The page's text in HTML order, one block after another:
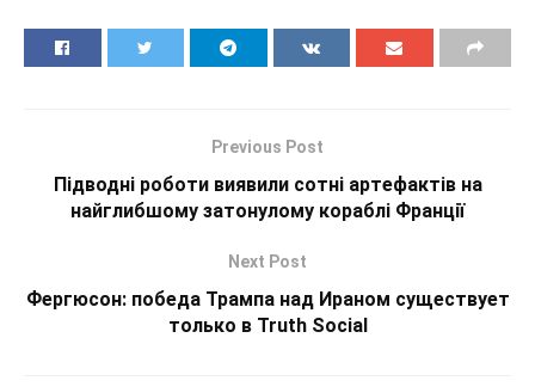
Previous Post
Підводні роботи виявили сотні артефактів на
найглибшому затонулому кораблі Франції
Next Post
Фергюсон: победа Трампа над Ираном существует
только в Truth Social